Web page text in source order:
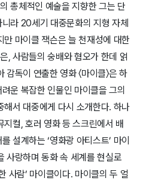
총체적인 예술을 지향한 그는 단
라 20세기 대중문화의 지형 자체
마이클 잭슨은 늘 천재성에 대한
, 사람들의 숭배와 혐오가 한데 얽
독이 연출한 영화 〈마이클〉은 하
운 복잡한 인물인 마이클을 그의
서 대중에게 다시 소개한다. 하나
컬, 호러 영화 등 스크린에서 배
설계하는 ‘영화광 아티스트’ 마이
사랑하며 동화 속 세계를 현실로
사람’ 마이클이다. 마이클의 두 얼